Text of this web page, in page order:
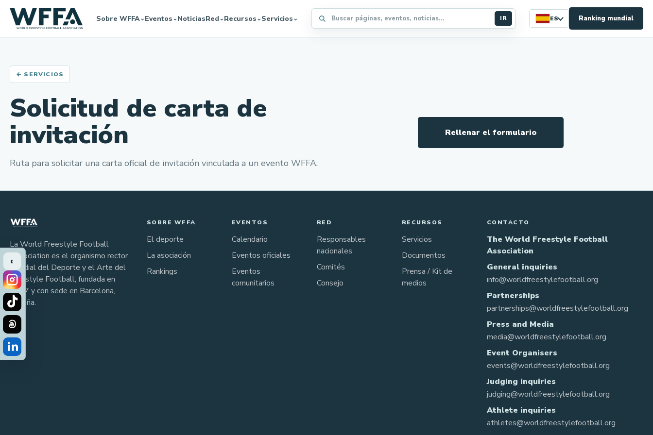
Sobre WFFA⌄Eventos⌄NoticiasRed⌄Recursos⌄Servicios⌄ Buscar en el sitio WFFA IR ES Ranking mundial
‹
← SERVICIOS
Solicitud de carta de
invitación
Ruta para solicitar una carta oficial de invitación vinculada a un evento WFFA.
Rellenar el formulario
La World Freestyle Football
Association es el organismo rector
mundial del Deporte y el Arte del
Freestyle Football, fundada en
2017 y con sede en Barcelona,
España.
SOBRE WFFA
El deporte
La asociación
Rankings
EVENTOS
Calendario
Eventos oficiales
Eventos
comunitarios
RED
Responsables
nacionales
Comités
Consejo
RECURSOS
Servicios
Documentos
Prensa / Kit de
medios
CONTACTO
The World Freestyle Football
Association
General inquiries
info@worldfreestylefootball.org
Partnerships
partnerships@worldfreestylefootball.org
Press and Media
media@worldfreestylefootball.org
Event Organisers
events@worldfreestylefootball.org
Judging inquiries
judging@worldfreestylefootball.org
Athlete inquiries
athletes@worldfreestylefootball.org